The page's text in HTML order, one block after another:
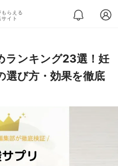
らえる
イト
ランキング23選！妊
選び方・効果を徹底